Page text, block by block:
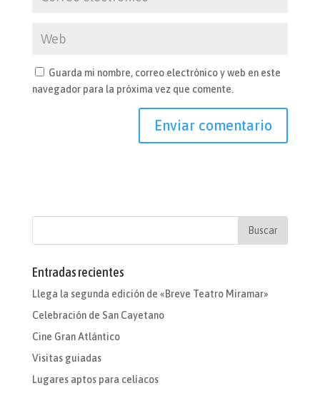
Guarda mi nombre, correo electrónico y web en este
navegador para la próxima vez que comente.
Entradas recientes
Llega la segunda edición de «Breve Teatro Miramar»
Celebración de San Cayetano
Cine Gran Atlántico
Visitas guiadas
Lugares aptos para celíacos